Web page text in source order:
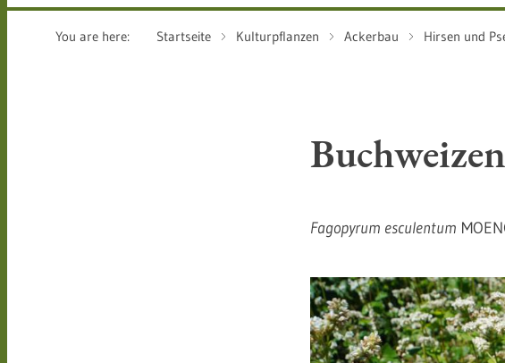
You are here: Startseite Kulturpflanzen Ackerbau Hirsen und
Buchweizen
Fagopyrum esculentum